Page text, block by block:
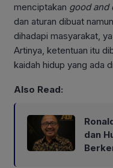
menciptakan good and
dan aturan dibuat
dihadapi masyarakat,
Artinya, ketentuan itu
kaidah hidup yang ada
Also Read:
dan